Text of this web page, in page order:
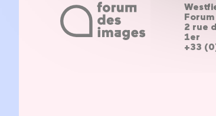
2 rue
1er
+33